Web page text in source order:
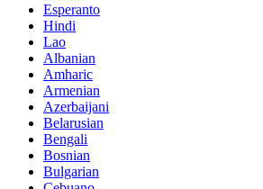
Esperanto
Hindi
Lao
Albanian
Amharic
Armenian
Azerbaijani
Belarusian
Bengali
Bosnian
Bulgarian